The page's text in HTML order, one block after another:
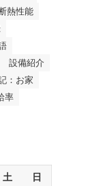
熱性能
設備紹介
：お家
率
土 日